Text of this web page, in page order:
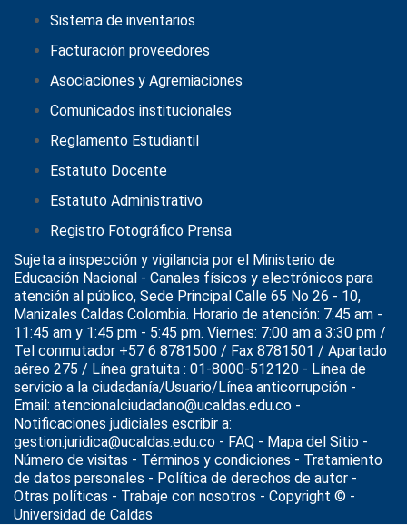
Sistema de inventarios
Facturación proveedores
Asociaciones y Agremiaciones
Comunicados institucionales
Reglamento Estudiantil
Estatuto Docente
Estatuto Administrativo
Registro Fotográfico Prensa
Sujeta a inspección y vigilancia por el Ministerio de
Educación Nacional - Canales físicos y electrónicos para
atención al público, Sede Principal Calle 65 No 26 - 10,
Manizales Caldas Colombia. Horario de atención: 7:45 am -
11:45 am y 1:45 pm - 5:45 pm. Viernes: 7:00 am a 3:30 pm /
Tel conmutador +57 6 8781500 / Fax 8781501 / Apartado
aéreo 275 / Línea gratuita : 01-8000-512120 - Línea de
servicio a la ciudadanía/Usuario/Línea anticorrupción -
Email: atencionalciudadano@ucaldas.edu.co -
Notificaciones judiciales escribir a:
gestion.juridica@ucaldas.edu.co - FAQ - Mapa del Sitio -
Número de visitas - Términos y condiciones - Tratamiento
de datos personales - Política de derechos de autor -
Otras políticas - Trabaje con nosotros - Copyright © -
Universidad de Caldas